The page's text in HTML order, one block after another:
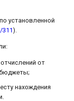
установленной
).
от
нахождения